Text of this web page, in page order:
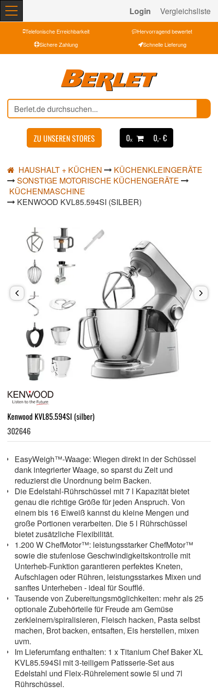
Login Vergleichsliste
Telefonische Erreichbarkeit
Hervorragend bewertet
Sichere Zahlung
Schnelle Lieferung
ZU UNSEREN STORES 0ₓ 0,- €
HAUSHALT + KÜCHEN
KÜCHENKLEINGERÄTE
SONSTIGE MOTORISCHE KÜCHENGERÄTE
KÜCHENMASCHINE
KENWOOD KVL85.594SI (SILBER)
Kenwood KVL85.594SI (silber)
302646
EasyWeigh™-Waage: Wiegen direkt in der Schüssel
dank integrierter Waage, so sparst du Zeit und
reduzierst die Unordnung beim Backen.
Die Edelstahl-Rührschüssel mit 7 l Kapazität bietet
genau die richtige Größe für jeden Anspruch. Von
einem bis 16 Eiweiß kannst du kleine Mengen und
große Portionen verarbeiten. Die 5 l Rührschüssel
bietet zusätzliche Flexibilität.
1.200 W ChefMotor™: leistungsstarker ChefMotor™
sowie die stufenlose Geschwindigkeitskontrolle mit
Unterheb-Funktion garantieren perfektes Kneten,
Aufschlagen oder Rühren, leistungsstarkes Mixen und
sanftes Unterheben - ideal für Soufflé.
Tausende von Zubereitungsmöglichkeiten: mehr als 25
optionale Zubehörteile für Freude am Gemüse
zerkleinern/spiralisieren, Fleisch hacken, Pasta selbst
machen, Brot backen, entsaften, Eis herstellen, mixen
uvm.
Im Lieferumfang enthalten: 1 x Titanium Chef Baker XL
KVL85.594SI mit 3-teiligem Patisserie-Set aus
Edelstahl und Fleix-Rührelement sowie 5l und 7l
Rührschüssel.